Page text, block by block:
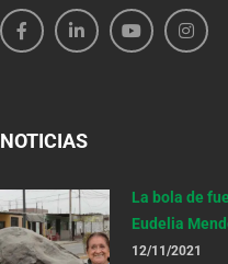
NOTICIAS
La bola de
Eudelia
12/11/2021